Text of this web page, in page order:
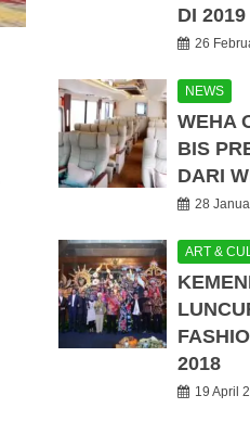
DI 2019
26
NEWS
WEHA
BIS
DARI
28
ART &
2018
19 April